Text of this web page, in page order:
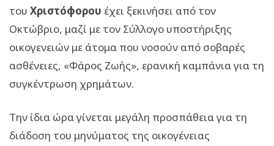
του Χριστόφορου έχει ξεκινήσει από τον
Οκτώβριο, μαζί με τον Σύλλογο υποστήριξης
οικογενειών με άτομα που νοσούν από σοβαρές
ασθένειες, «Φάρος Ζωής», ερανική καμπάνια για τη
συγκέντρωση χρημάτων.
Την ίδια ώρα γίνεται μεγάλη προσπάθεια για τη
διάδοση του μηνύματος της οικογένειας